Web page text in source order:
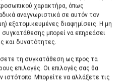
χαρακτήρα, όπως
αναγνωριστικά σε αυτόν τον
εξατομικευμένες διαφημίσεις. Η μη
μπορεί να επηρεάσει
και δυνατότητες.
τη συγκατάθεση ως προς τα
επιλογές. Οι επιλογές σας θα
Μπορείτε να αλλάξετε τις